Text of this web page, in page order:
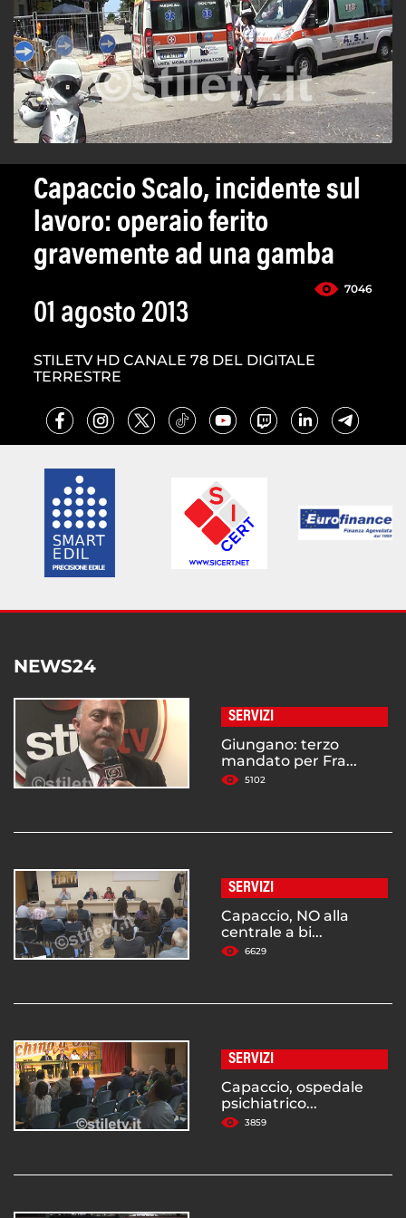
Capaccio Scalo, incidente sul
lavoro: operaio ferito
gravemente ad una gamba
7046
01 agosto 2013
STILETV HD CANALE 78 DEL DIGITALE
TERRESTRE
NEWS24
SERVIZI
Giungano: terzo
mandato per Fra...
5102
SERVIZI
Capaccio, NO alla
centrale a bi...
6629
SERVIZI
Capaccio, ospedale
psichiatrico...
3859